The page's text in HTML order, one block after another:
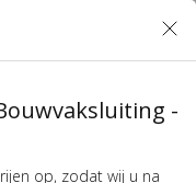
€
-
op, zodat wij u na